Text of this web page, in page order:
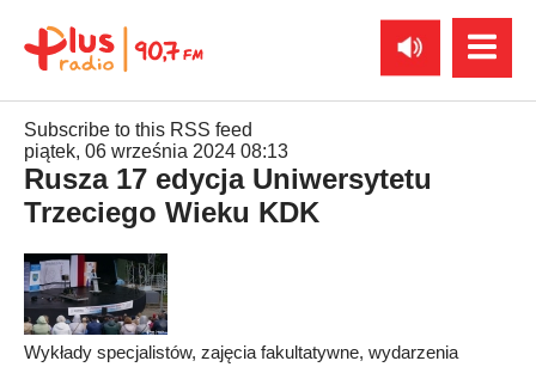
Subscribe to this RSS feed
piątek, 06 września 2024 08:13
Rusza 17 edycja Uniwersytetu
Trzeciego Wieku KDK
Wykłady specjalistów, zajęcia fakultatywne, wydarzenia